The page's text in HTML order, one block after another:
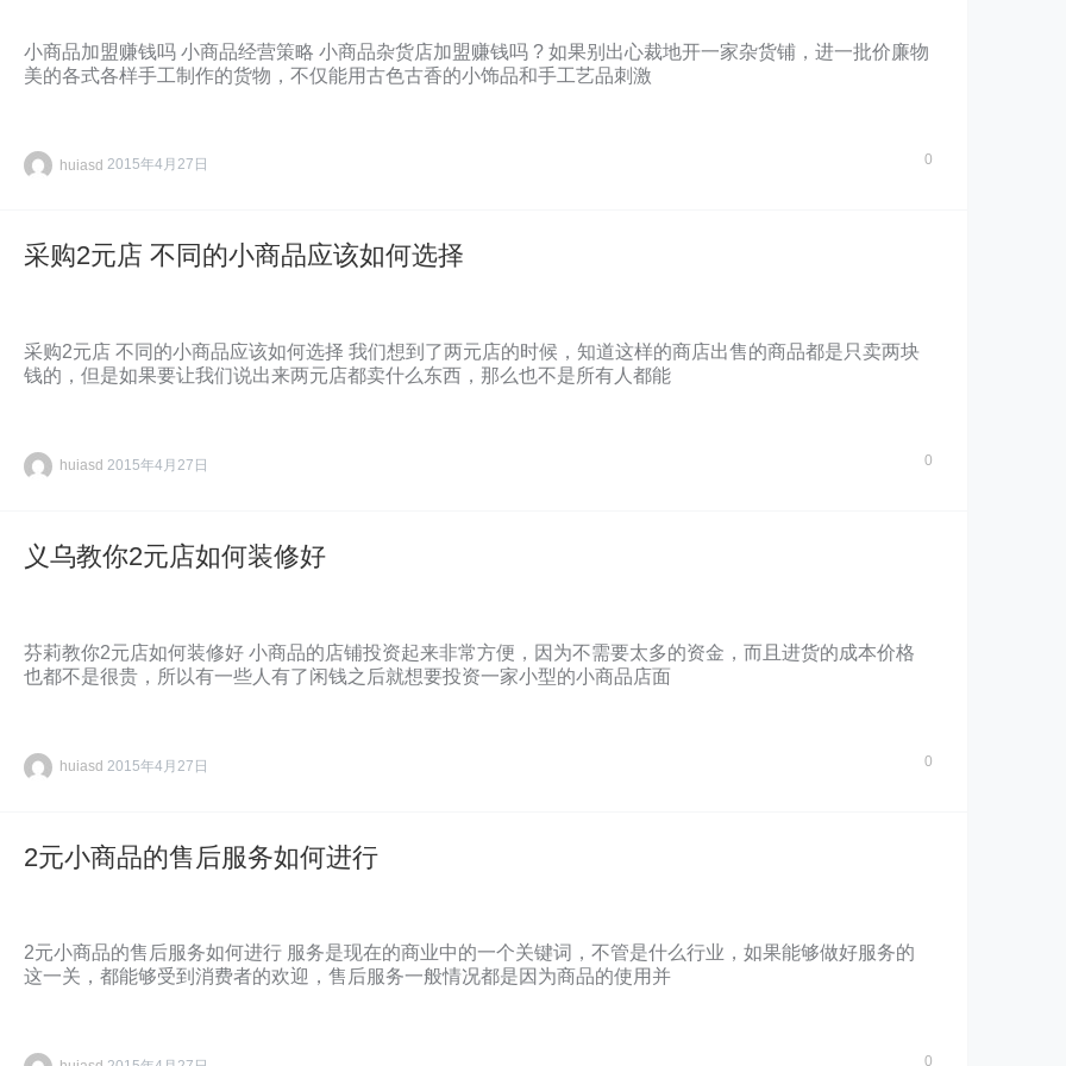
小商品加盟赚钱吗 小商品经营策略 小商品杂货店加盟赚钱吗 ? 如果别出心裁地开一家杂货铺，进一批价廉物
美的各式各样手工制作的货物，不仅能用古色古香的小饰品和手工艺品刺激
huiasd 2015年4月27日 0
采购2元店 不同的小商品应该如何选择
采购2元店 不同的小商品应该如何选择 我们想到了两元店的时候，知道这样的商店出售的商品都是只卖两块
钱的，但是如果要让我们说出来两元店都卖什么东西，那么也不是所有人都能
huiasd 2015年4月27日 0
义乌教你2元店如何装修好
芬莉教你2元店如何装修好 小商品的店铺投资起来非常方便，因为不需要太多的资金，而且进货的成本价格
也都不是很贵，所以有一些人有了闲钱之后就想要投资一家小型的小商品店面
huiasd 2015年4月27日 0
2元小商品的售后服务如何进行
2元小商品的售后服务如何进行 服务是现在的商业中的一个关键词，不管是什么行业，如果能够做好服务的
这一关，都能够受到消费者的欢迎，售后服务一般情况都是因为商品的使用并
0